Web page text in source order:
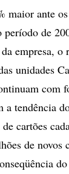
maior ante
período de
empresa, o
unidades
com
a tendência
cartões
de novos